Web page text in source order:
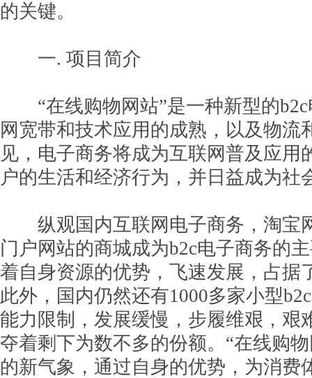
的关键。
一. 项目简介
“在线购物网站”是一种新型的b2c
网宽带和技术应用的成熟，以及物流
见，电子商务将成为互联网普及应用
户的生活和经济行为，并日益成为社
纵观国内互联网电子商务，淘宝网
门户网站的商城成为b2c电子商务的
着自身资源的优势，飞速发展，占据
此外，国内仍然还有1000多家小型
能力限制，发展缓慢，步履维艰，艰
夺着剩下为数不多的份额。“在线购
的新气象，通过自身的优势，为消费